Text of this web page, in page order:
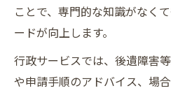
ことで、専門的な知識がなく
ードが向上します。
行政サービスでは、後遺障害
や申請手順のアドバイス、場